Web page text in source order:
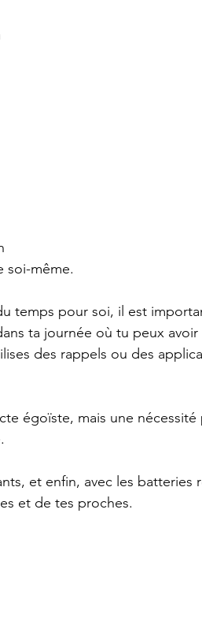
soi-même.
temps pour soi, il est
ta journée où tu peux avoir
des rappels ou des
égoïste, mais une
et enfin, avec les batteries
et de tes proches.